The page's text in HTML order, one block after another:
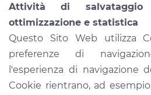
Attività di salvataggio
ottimizzazione e statistica
Questo Sito Web utilizza
preferenze di
l'esperienza di navigazione
Cookie rientrano, ad